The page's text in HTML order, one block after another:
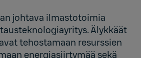
johtava ilmastotoimia
Älykkäät
tehostamaan resurssien
energiasiirtymää sekä